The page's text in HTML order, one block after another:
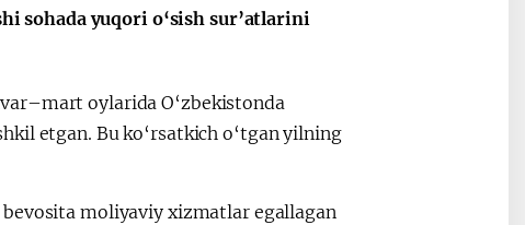
sohada yuqori o‘sish sur’atlarini
oylarida O‘zbekistonda
etgan. Bu ko‘rsatkich o‘tgan yilning
moliyaviy xizmatlar egallagan